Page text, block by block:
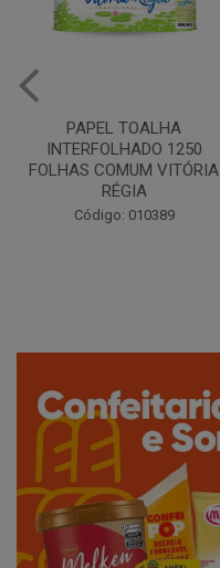
PAPEL TOALHA
INTERFOLHADO 1250
FOLHAS COMUM VITÓRIA
RÉGIA
Código: 010389